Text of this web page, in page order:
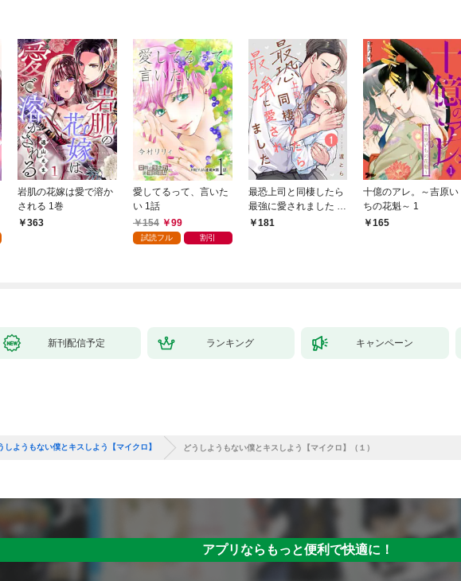
岩肌の花嫁は愛で溶か
される 1巻
363
愛してるって、言いた
い 1話
154
99
試読フル 割引
最恐上司と同棲したら
最強に愛されました 1
巻181
十億のアレ。～吉原い
ちの花魁～ 1
165
新刊配信予定 ランキング キャンペーン
しようもない僕とキスしよう【マイクロ】 どうしようもない僕とキスしよう【マイクロ】（１）
アプリならもっと便利で快適に！